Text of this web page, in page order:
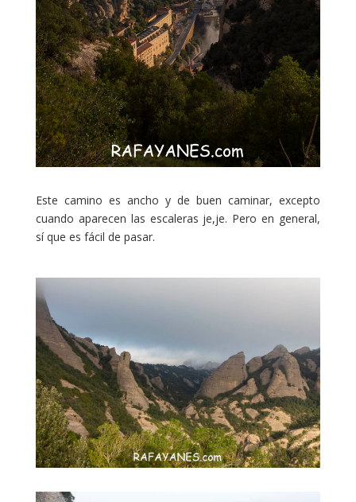
Este camino es ancho y de buen caminar, excepto
cuando aparecen las escaleras je,je. Pero en general,
sí que es fácil de pasar.